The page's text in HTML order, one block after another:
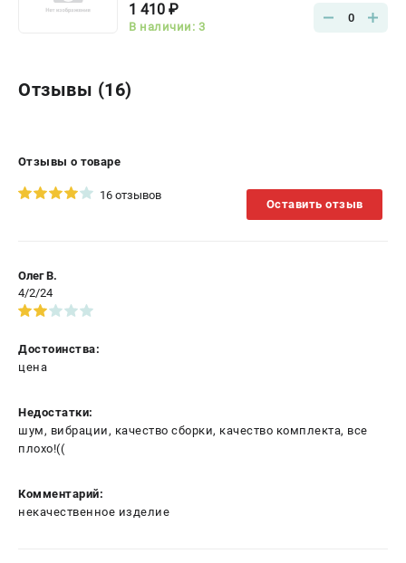
1 410 ₽
В наличии: 3
0
Отзывы (16)
Отзывы о товаре
16 отзывов
Оставить отзыв
Олег В.
4/2/24
Достоинства:
цена
Недостатки:
шум, вибрации, качество сборки, качество комплекта, все
плохо!((
Комментарий:
некачественное изделие